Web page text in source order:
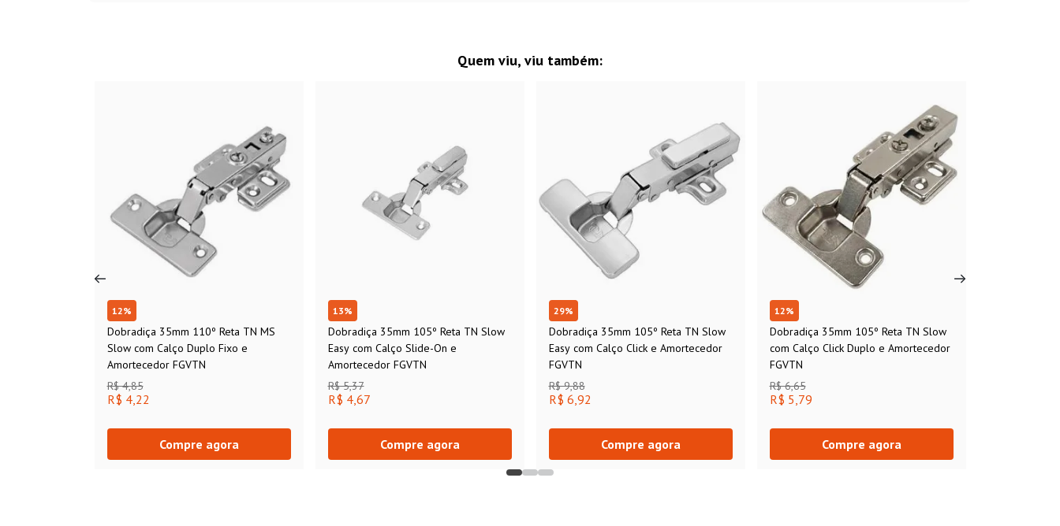
Quem viu, viu também:
12%
Dobradiça 35mm 110º Reta TN MS
Slow com Calço Duplo Fixo e
Amortecedor FGVTN
R$ 4,85
R$ 4,22
Compre agora
13%
Dobradiça 35mm 105º Reta TN Slow
Easy com Calço Slide-On e
Amortecedor FGVTN
R$ 5,37
R$ 4,67
Compre agora
29%
Dobradiça 35mm 105º Reta TN Slow
Easy com Calço Click e Amortecedor
FGVTN
R$ 9,88
R$ 6,92
Compre agora
12%
Dobradiça 35mm 105º Reta TN Slow
com Calço Click Duplo e Amortecedor
FGVTN
R$ 6,65
R$ 5,79
Compre agora